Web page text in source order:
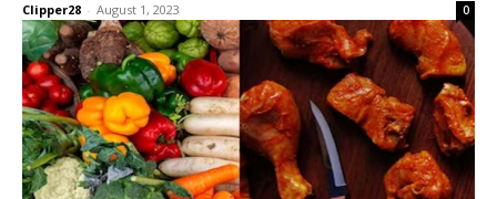
Clipper28 - August 1, 2023 0